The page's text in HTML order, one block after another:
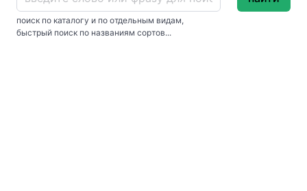
поиск по каталогу и по отдельным видам,
быстрый поиск по названиям сортов...